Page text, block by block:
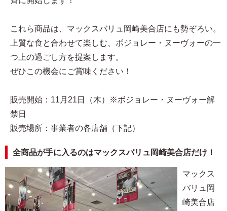
これら商品は、マックスバリュ岡崎美合店にも勢ぞろい。
上質な食と合わせて楽しむ、ボジョレー・ヌーヴォーの一
つ上の過ごし方を提案します。
ぜひこの機会にご賞味ください！
販売開始：11月21日（木）※ボジョレー・ヌーヴォー解
禁日
販売場所：事業者の各店舗（下記）
全商品が手に入るのはマックスバリュ岡崎美合店だけ！
マックス
バリュ岡
崎美合店